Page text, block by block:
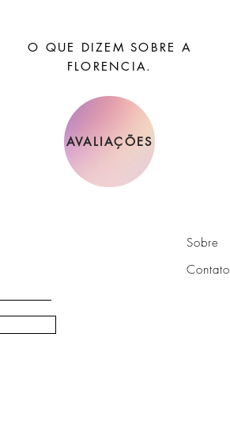
O QUE DIZEM SOBRE A
FLORENCIA.
AVALIAÇÕES
Sobre
Contato